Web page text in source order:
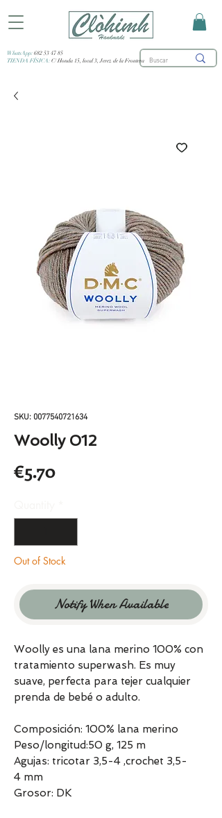
WhatsApp: 682 53 47 85
TIENDA FÍSICA: C/ Honda 15, local 3, Jerez de la Frontera
SKU: 0077540721634
Woolly 012
€5.70Price
Out of Stock
Notify When Available
Woolly es una lana merino 100% con
tratamiento superwash. Es muy
suave, perfecta para tejer cualquier
prenda de bebé o adulto.
Composición: 100% lana merino
Peso/longitud:50 g, 125 m
Agujas: tricotar 3,5-4 ,crochet 3,5-
4 mm
Grosor: DK